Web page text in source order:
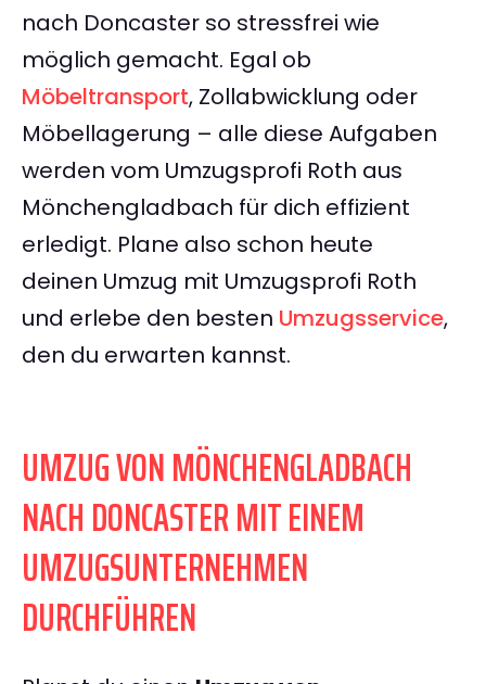
nach Doncaster so stressfrei wie
möglich gemacht. Egal ob
Möbeltransport, Zollabwicklung oder
Möbellagerung – alle diese Aufgaben
werden vom Umzugsprofi Roth aus
Mönchengladbach für dich effizient
erledigt. Plane also schon heute
deinen Umzug mit Umzugsprofi Roth
und erlebe den besten Umzugsservice,
den du erwarten kannst.
UMZUG VON MÖNCHENGLADBACH
NACH DONCASTER MIT EINEM
UMZUGSUNTERNEHMEN
DURCHFÜHREN